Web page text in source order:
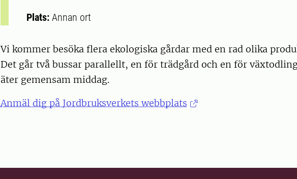
Plats: Annan ort
Vi kommer besöka flera ekologiska gårdar med en rad olika
Det går två bussar parallellt, en för trädgård och en för
äter gemensam middag.
Anmäl dig på Jordbruksverkets webbplats